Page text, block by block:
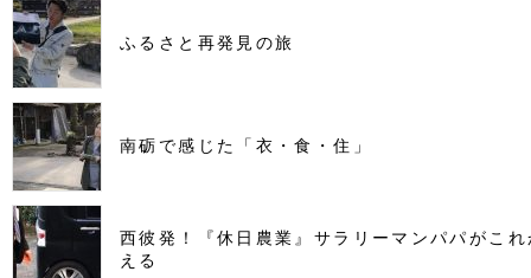
ふるさと再発見の旅
南砺で感じた「衣・食・住」
西彼発！『休日農業』サラリーマンパパがこ
える